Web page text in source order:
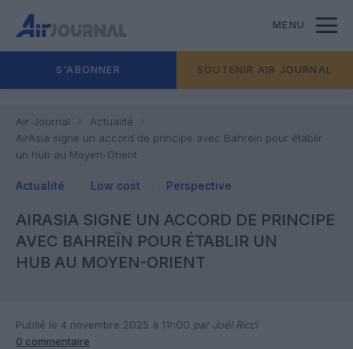
MENU
S'ABONNER SOUTENIR AIR JOURNAL
Air Journal
Actualité
AirAsia signe un accord de principe avec Bahreïn pour établir
un hub au Moyen-Orient
Actualité Low cost Perspective
AIRASIA SIGNE UN ACCORD DE PRINCIPE
AVEC BAHREÏN POUR ÉTABLIR UN
HUB AU MOYEN-ORIENT
Publié le 4 novembre 2025 à 11h00 par Joël Ricci
0 commentaire